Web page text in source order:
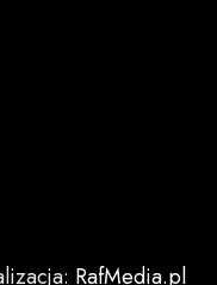
RafMedia.pl